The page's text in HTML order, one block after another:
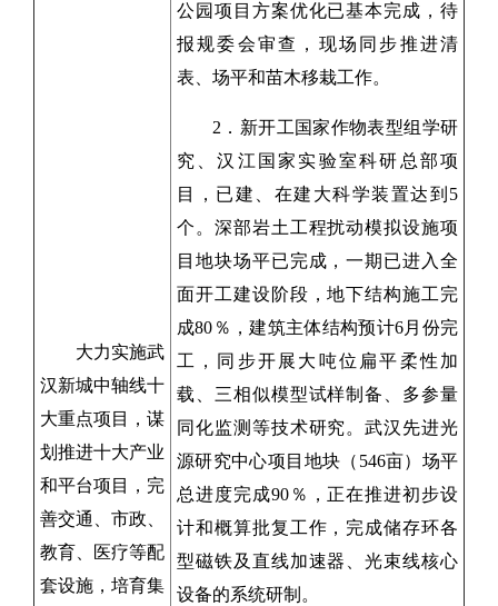
大力实施武
汉新城中轴线十
大重点项目，谋
划推进十大产业
和平台项目，完
善交通、市政、
教育、医疗等配
套设施，培育集
公园项目方案优化已基本完成，待
报规委会审查，现场同步推进清
表、场平和苗木移栽工作。
2．新开工国家作物表型组学研
究、汉江国家实验室科研总部项
目，已建、在建大科学装置达到5
个。深部岩土工程扰动模拟设施项
目地块场平已完成，一期已进入全
面开工建设阶段，地下结构施工完
成80％，建筑主体结构预计6月份完
工，同步开展大吨位扁平柔性加
载、三相似模型试样制备、多参量
同化监测等技术研究。武汉先进光
源研究中心项目地块（546亩）场平
总进度完成90％，正在推进初步设
计和概算批复工作，完成储存环各
型磁铁及直线加速器、光束线核心
设备的系统研制。